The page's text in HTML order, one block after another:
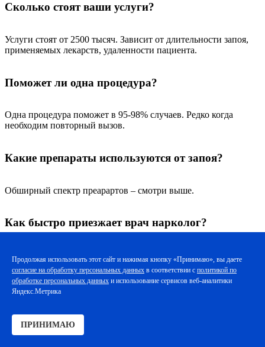
Сколько стоят ваши услуги?
Услуги стоят от 2500 тысяч. Зависит от длительности запоя,
применяемых лекарств, удаленности пациента.
Поможет ли одна процедура?
Одна процедура поможет в 95-98% случаев. Редко когда
необходим повторный вызов.
Какие препараты используются от запоя?
Обширный спектр преарартов – смотри выше.
Как быстро приезжает врач нарколог?
Врачи приезжают максимально оперативно. Обычно в
течение часа. Но иногда дорожная обстановка (пробки в
утренние и вечерние часы), удаленность пациента и большая
нагрузка (очередь) увеличивают время ожидания. В любом
случае это всегда оговаривается. Мы НИКОГДА не подводим
Продолжая использовать этот сайт и нажимая кнопку «Принимаю», вы даете
согласие на обработку персональных данных в соответствии с политикой по
обработке персональных данных и использование сервисов веб-аналитики
Яндекс.Метрика
ПРИНИМАЮ